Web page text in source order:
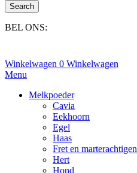
Search
BEL ONS:
Winkelwagen 0 Winkelwagen
Menu
Melkpoeder
Cavia
Eekhoorn
Egel
Haas
Fret en marterachtigen
Hert
Hond